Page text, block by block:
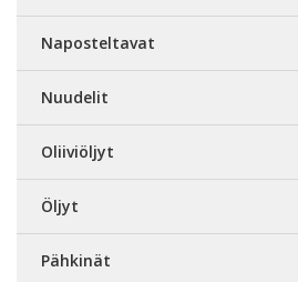
Naposteltavat
Nuudelit
Oliiviöljyt
Öljyt
Pähkinät